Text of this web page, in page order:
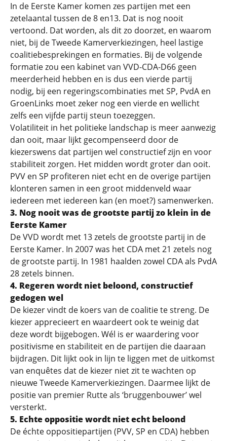
In de Eerste Kamer komen zes partijen met een
zetelaantal tussen de 8 en13. Dat is nog nooit
vertoond. Dat worden, als dit zo doorzet, en waarom
niet, bij de Tweede Kamerverkiezingen, heel lastige
coalitiebesprekingen en formaties. Bij de volgende
formatie zou een kabinet van VVD-CDA-D66 geen
meerderheid hebben en is dus een vierde partij
nodig, bij een regeringscombinaties met SP, PvdA en
GroenLinks moet zeker nog een vierde en wellicht
zelfs een vijfde partij steun toezeggen.
Volatiliteit in het politieke landschap is meer aanwezig
dan ooit, maar lijkt gecompenseerd door de
kiezerswens dat partijen wel constructief zijn en voor
stabiliteit zorgen. Het midden wordt groter dan ooit.
PVV en SP profiteren niet echt en de overige partijen
klonteren samen in een groot middenveld waar
iedereen met iedereen kan (en moet?) samenwerken.
3. Nog nooit was de grootste partij zo klein in de
Eerste Kamer
De VVD wordt met 13 zetels de grootste partij in de
Eerste Kamer. In 2007 was het CDA met 21 zetels nog
de grootste partij. In 1981 haalden zowel CDA als PvdA
28 zetels binnen.
4. Regeren wordt niet beloond, constructief
gedogen wel
De kiezer vindt de koers van de coalitie te streng. De
kiezer apprecieert en waardeert ook te weinig dat
deze wordt bijgebogen. Wél is er waardering voor
positivisme en stabiliteit en de partijen die daaraan
bijdragen. Dit lijkt ook in lijn te liggen met de uitkomst
van enquêtes dat de kiezer niet zit te wachten op
nieuwe Tweede Kamerverkiezingen. Daarmee lijkt de
positie van premier Rutte als ‘bruggenbouwer’ wel
versterkt.
5. Echte oppositie wordt niet echt beloond
De échte oppositiepartijen (PVV, SP en CDA) hebben